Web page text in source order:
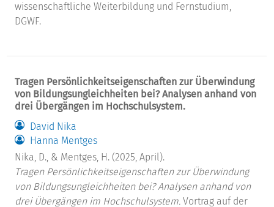
wissenschaftliche Weiterbildung und Fernstudium,
DGWF.
Tragen Persönlichkeitseigenschaften zur Überwindung
von Bildungsungleichheiten bei? Analysen anhand von
drei Übergängen im Hochschulsystem.
David Nika
Hanna Mentges
Nika, D., & Mentges, H. (2025, April).
Tragen Persönlichkeitseigenschaften zur Überwindung
von Bildungsungleichheiten bei? Analysen anhand von
drei Übergängen im Hochschulsystem. Vortrag auf der